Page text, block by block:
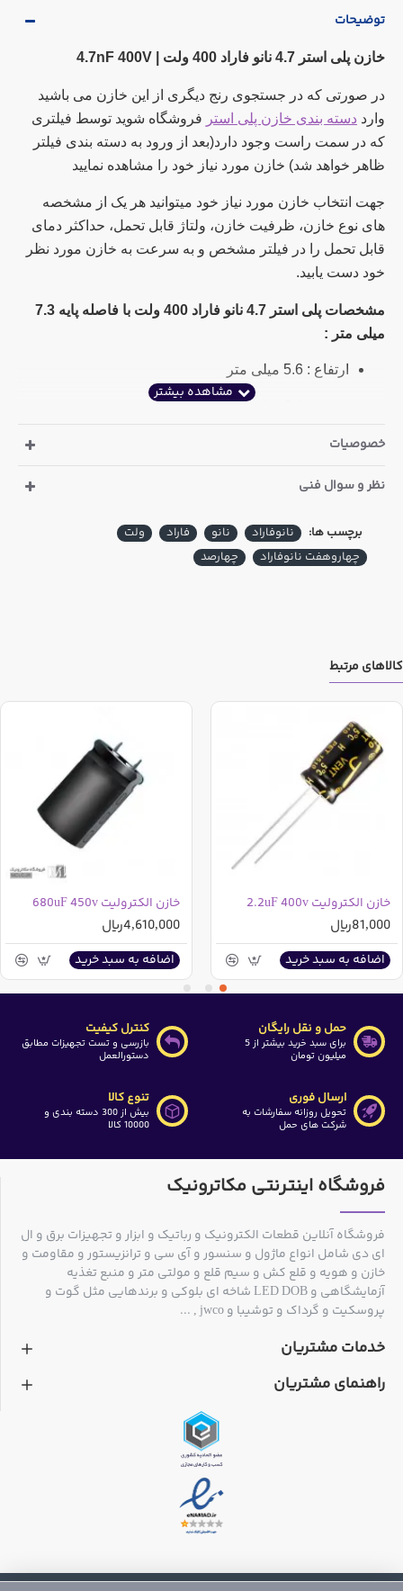
توضیحات
خازن پلی استر 4.7 نانو فاراد 400 ولت | 4.7nF 400V
در صورتی که در جستجوی رنج دیگری از این خازن می باشید
وارد دسته بندی خازن پلی استر فروشگاه شوید توسط فیلتری
که در سمت راست وجود دارد(بعد از ورود به دسته بندی فیلتر
ظاهر خواهد شد) خازن مورد نیاز خود را مشاهده نمایید
جهت انتخاب خازن مورد نیاز خود میتوانید هر یک از مشخصه
های نوع خازن، ظرفیت خازن، ولتاژ قابل تحمل، حداکثر دمای
قابل تحمل را در فیلتر مشخص و به سرعت به خازن مورد نظر
خود دست یابید.
مشخصات پلی استر 4.7 نانو فاراد 400 ولت با فاصله پایه 7.3
میلی متر :
ارتفاع : 5.6 میلی متر
ضخامت : 3.1 میلی متر
فاصله پایه : 7.3 میلی متر
تخفیف در ذیل قیمت درج گردیده است
خصوصیات
نظر و سوال فنی
برچسب ها: نانوفاراد نانو فاراد
ولت
چهاروهفت نانوفاراد
چهارصد
کالاهای مرتبط
خازن الکترولیت 2.2uF 400v
81,000ریال
اضافه به سبد خرید
خازن الکترولیت 680uF 450v
4,610,000ریال
اضافه به سبد خرید
حمل و نقل رایگان
برای سبد خرید بیشتر از 5
میلیون تومان
کنترل کیفیت
بازرسی و تست تجهیزات مطابق
دستورالعمل
ارسال فوری
تحویل روزانه سفارشات به
شرکت های حمل
تنوع کالا
بیش از 300 دسته بندی و
10000 کالا
فروشگاه اینترنتی مکاترونیک
فروشگاه آنلاین قطعات الکترونیک و رباتیک و ابزار و تجهیزات برق و ال
ای دی شامل انواع ماژول و سنسور و آی سی و ترانزیستور و مقاومت و
خازن و هویه و قلع کش و سیم قلع و مولتی متر و منبع تغذیه
آزمایشگاهی و LED DOB شاخه ای بلوکی و برندهایی مثل گوت و
پروسکیت و گرداک و توشیبا و jwco , ...
خدمات مشتریان
راهنمای مشتریان